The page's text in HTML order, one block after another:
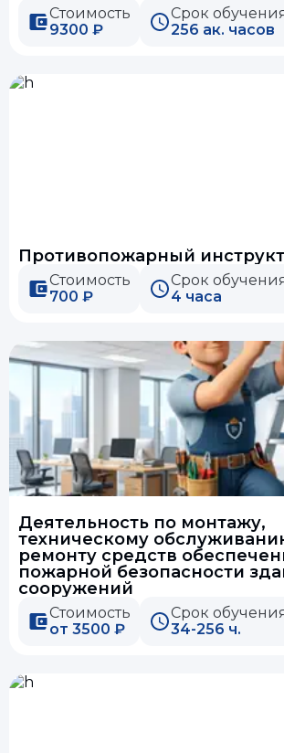
Стоимость
9300 ₽
Срок
256 ак. часов
Противопожарный
Стоимость
700 ₽
Срок
4 часа
Деятельность по монтажу,
техническому
ремонту средств
пожарной безопасности
сооружений
Стоимость
от 3500 ₽
Срок
34-256 ч.